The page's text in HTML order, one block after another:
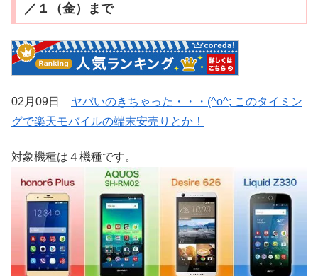
／１（金）まで
02月09日 ヤバいのきちゃった・・・(^o^; このタイミン
グで楽天モバイルの端末安売りとか！
対象機種は４機種です。